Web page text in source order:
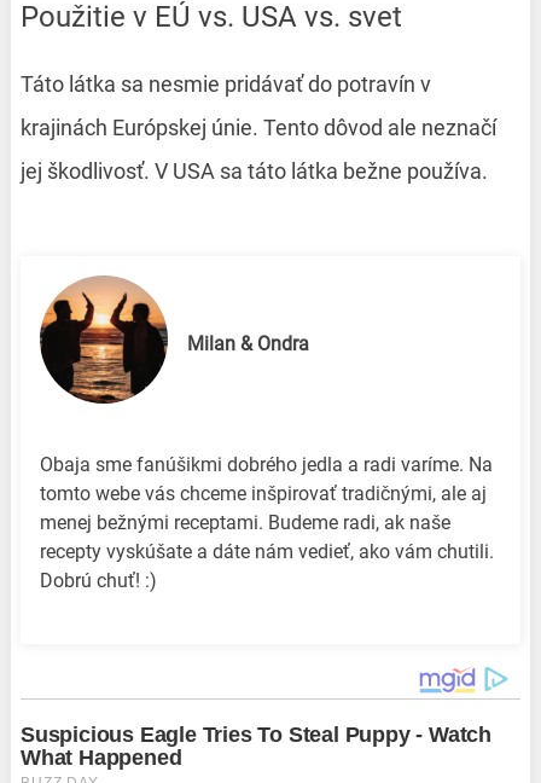
Použitie v EÚ vs. USA vs. svet
Táto látka sa nesmie pridávať do potravín v
krajinách Európskej únie. Tento dôvod ale neznačí
jej škodlivosť. V USA sa táto látka bežne používa.
Milan & Ondra
Obaja sme fanúšikmi dobrého jedla a radi varíme. Na
tomto webe vás chceme inšpirovať tradičnými, ale aj
menej bežnými receptami. Budeme radi, ak naše
recepty vyskúšate a dáte nám vedieť, ako vám chutili.
Dobrú chuť! :)